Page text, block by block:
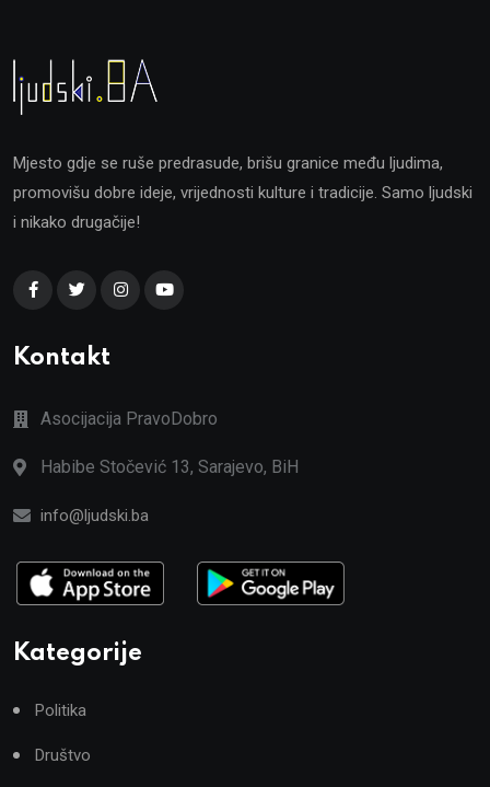
Mjesto gdje se ruše predrasude, brišu granice među ljudima,
promovišu dobre ideje, vrijednosti kulture i tradicije. Samo ljudski
i nikako drugačije!
Kontakt
Asocijacija PravoDobro
Habibe Stočević 13, Sarajevo, BiH
info@ljudski.ba
Kategorije
Politika
Društvo